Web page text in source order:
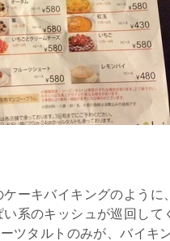
ーキバイキングのように
系のキッシュが巡回して
ツタルトのみが、バイキ